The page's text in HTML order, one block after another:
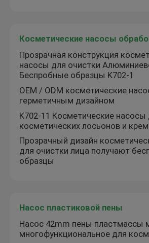
Домой
Продукция
Контроль качества
Косметические насосы
Прозрачная конструкция
насосы для очистки
Беспробные образцы K702-1
OEM / ODM косметические
герметичным дизайном
K702-11 Косметические насосы
косметических лосьонов и
Прозрачный дизайн
для очистки лица получают
образцы
Насос пластиковой пены
Насос 42mm пены пластмассы
многофункциональное для